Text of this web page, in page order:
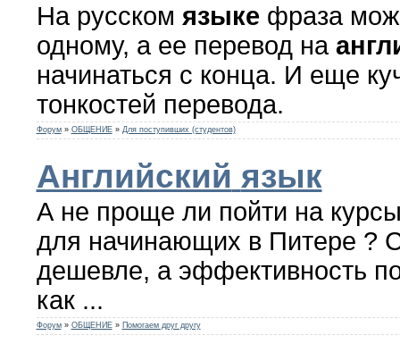
На русском языке фраза
одному, а ее перевод на
начинаться с конца. И еще
тонкостей перевода.
Форум » ОБЩЕНИЕ » Для поступивших (студентов)
Английский язык
А не проще ли пойти на
для начинающих в Питере ?
дешевле, а эффективность
как ...
Форум » ОБЩЕНИЕ » Помогаем друг другу